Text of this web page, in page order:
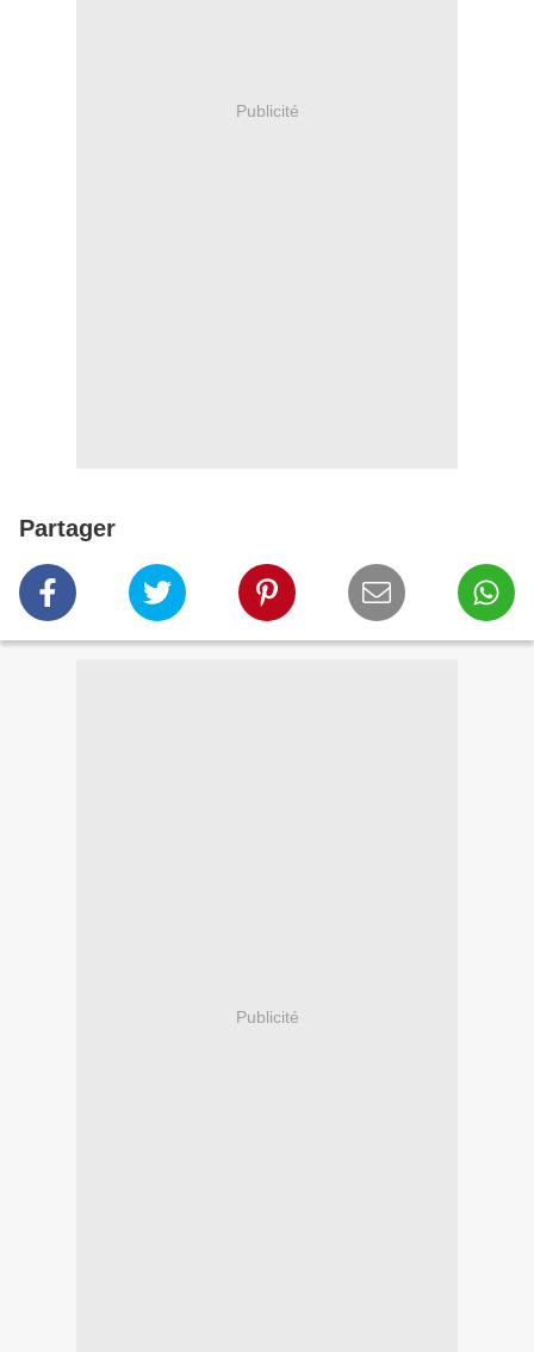
Publicité
Partager
Publicité